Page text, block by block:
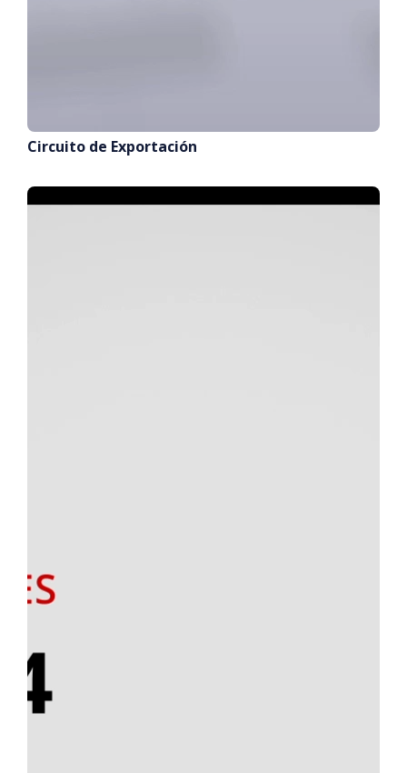
Circuito de Exportación